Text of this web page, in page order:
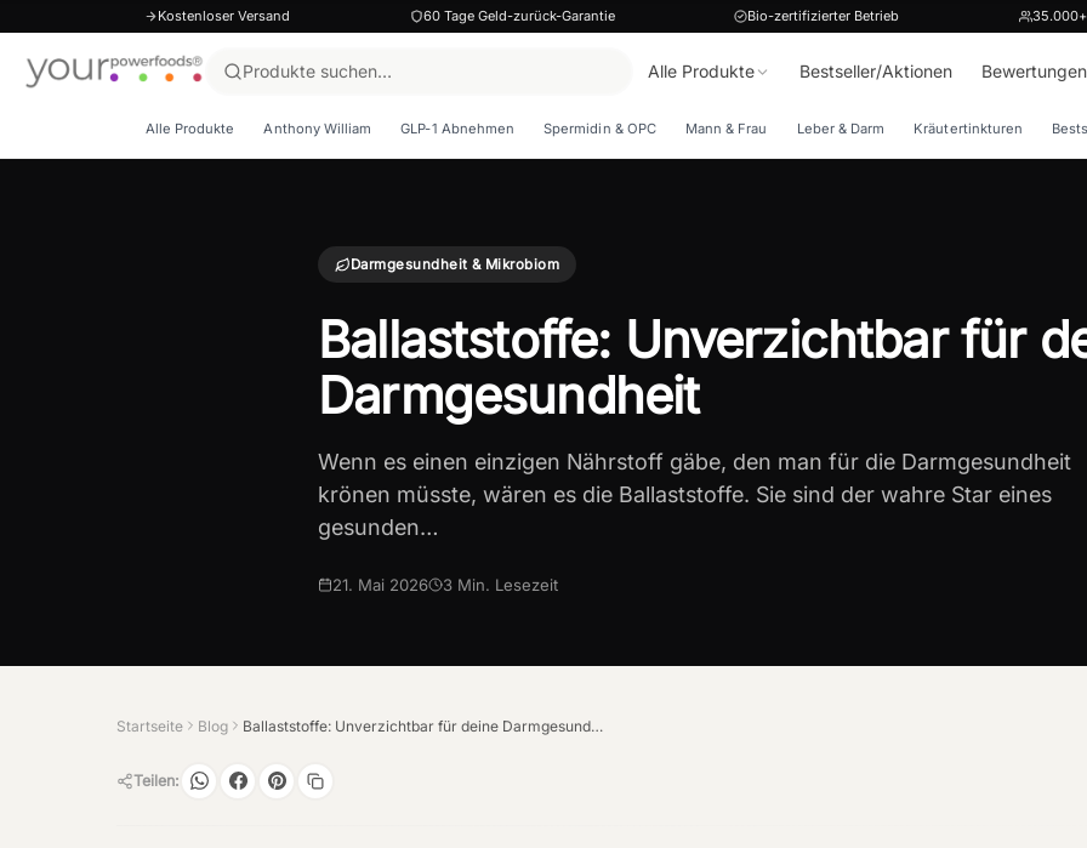
Kostenloser Versand 60 Tage Geld-zurück-Garantie Bio-zertifizierter Betrieb
Alle Produkte Bestseller/Aktionen Bewertungen
Alle Produkte Anthony William GLP-1 Abnehmen Spermidin & OPC Mann & Frau Leber & Darm Kräutertinkturen
Darmgesundheit & Mikrobiom
Ballaststoffe: Unverzichtbar für
Darmgesundheit
Wenn es einen einzigen Nährstoff gäbe, den man für die Darmgesundheit
krönen müsste, wären es die Ballaststoffe. Sie sind der wahre Star eines
gesunden…
21. Mai 2026 3 Min. Lesezeit
Startseite Blog Ballaststoffe: Unverzichtbar für deine Darmgesundheit
Teilen: